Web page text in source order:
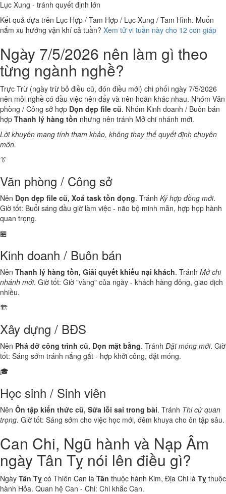
Lục Xung - tránh quyết định lớn
Kết quả dựa trên Lục Hợp / Tam Hợp / Lục Xung / Tam Hình. Muốn
nắm xu hướng vận khí cả tuần? Xem tử vi tuần này cho 12 con giáp
Ngày 7/5/2026 nên làm gì theo
từng ngành nghề?
Trực Trừ (ngày trừ bỏ điều cũ, đón điều mới) chi phối ngày 7/5/2026
nên mỗi nghề có đầu việc nên đẩy và nên hoãn khác nhau. Nhóm Văn
phòng / Công sở hợp Dọn dẹp file cũ. Nhóm Kinh doanh / Buôn bán
hợp Thanh lý hàng tồn nhưng nên tránh Mở chi nhánh mới.
Lời khuyên mang tính tham khảo, không thay thế quyết định chuyên
môn.
👔
Văn phòng / Công sở
Nên Dọn dẹp file cũ, Xoá task tồn đọng. Tránh Ký hợp đồng mới.
Giờ tốt: Buổi sáng đầu giờ làm việc - não bộ minh mẫn, hợp họp hành
quan trọng.
🏪
Kinh doanh / Buôn bán
Nên Thanh lý hàng tồn, Giải quyết khiếu nại khách. Tránh Mở chi
nhánh mới. Giờ tốt: Giờ "vàng" của ngày - khách hàng đông, giao dịch
nhiều.
🏗️
Xây dựng / BĐS
Nên Phá dỡ công trình cũ, Dọn mặt bằng. Tránh Đặt móng mới. Giờ
tốt: Sáng sớm tránh nắng gắt - hợp khởi công, đặt móng.
🎓
Học sinh / Sinh viên
Nên Ôn tập kiến thức cũ, Sửa lỗi sai trong bài. Tránh Thi cử quan
trọng. Giờ tốt: Sáng sớm cho việc học mới, đêm khuya cho ôn tập sâu.
Can Chi, Ngũ hành và Nạp Âm
ngày Tân Tỵ nói lên điều gì?
Ngày Tân Tỵ có Thiên Can là Tân thuộc hành Kim, Địa Chi là Tỵ thuộc
hành Hỏa. Quan hệ Can - Chi: Chi khắc Can.